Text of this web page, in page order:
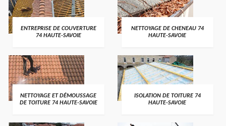
ENTREPRISE DE COUVERTURE
74 HAUTE-SAVOIE
NETTOYAGE DE CHENEAU 74
HAUTE-SAVOIE
NETTOYAGE ET DÉMOUSSAGE
DE TOITURE 74 HAUTE-SAVOIE
ISOLATION DE TOITURE 74
HAUTE-SAVOIE